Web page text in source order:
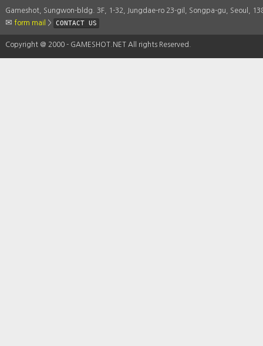
Gameshot, Sungwon-bldg. 3F, 1-32, Jungdae-ro 23-gil, Songpa-gu, Seoul,
form mail
> CONTACT US
Copyright ＠ 2000 - GAMESHOT.NET All rights Reserved.